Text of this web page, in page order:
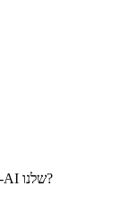
ה-AI שלנו?